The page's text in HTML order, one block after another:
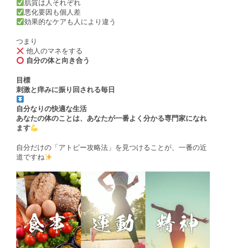
肌質は人それぞれ
悪化要因も個人差
効果的なケアも人により違う
つまり
他人のマネをする
自分の体と向き合う
目標
刺激と痒みに振り回される毎日
自分なりの快適な生活
あなたの体のことは、あなたが一番よく分かる専門家になれ
ます
自分だけの「アトピー攻略法」を見つけることが、一番の近
道ですね